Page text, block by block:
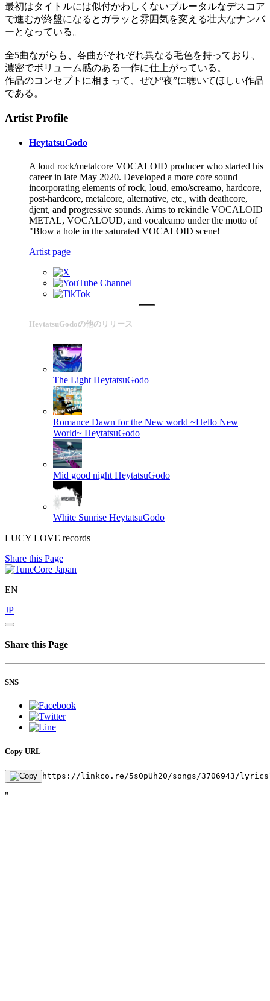
最初はタイトルには似付かわしくないブルータルなデスコア
で進むが終盤になるとガラッと雰囲気を変える壮大なナンバ
ーとなっている。
全5曲ながらも、各曲がそれぞれ異なる毛色を持っており、
濃密でボリューム感のある一作に仕上がっている。
作品のコンセプトに相まって、ぜひ“夜”に聴いてほしい作品
である。
Artist Profile
HeytatsuGodo
A loud rock/metalcore VOCALOID producer who started his
career in late May 2020. Developed a more core sound
incorporating elements of rock, loud, emo/screamo, hardcore,
post-hardcore, metalcore, alternative, etc., with deathcore,
djent, and progressive sounds. Aims to rekindle VOCALOID
METAL, VOCALOUD, and vocaleamo under the motto of
"Blow a hole in the saturated VOCALOID scene!
Artist page
HeytatsuGodoの他のリリース
The Light HeytatsuGodo
Romance Dawn for the New world ~Hello New
World~ HeytatsuGodo
Mid good night HeytatsuGodo
White Sunrise HeytatsuGodo
LUCY LOVE records
Share this Page
EN
JP
Share this Page
SNS
Copy URL
https://linkco.re/5s0pUh20/songs/3706943/
"